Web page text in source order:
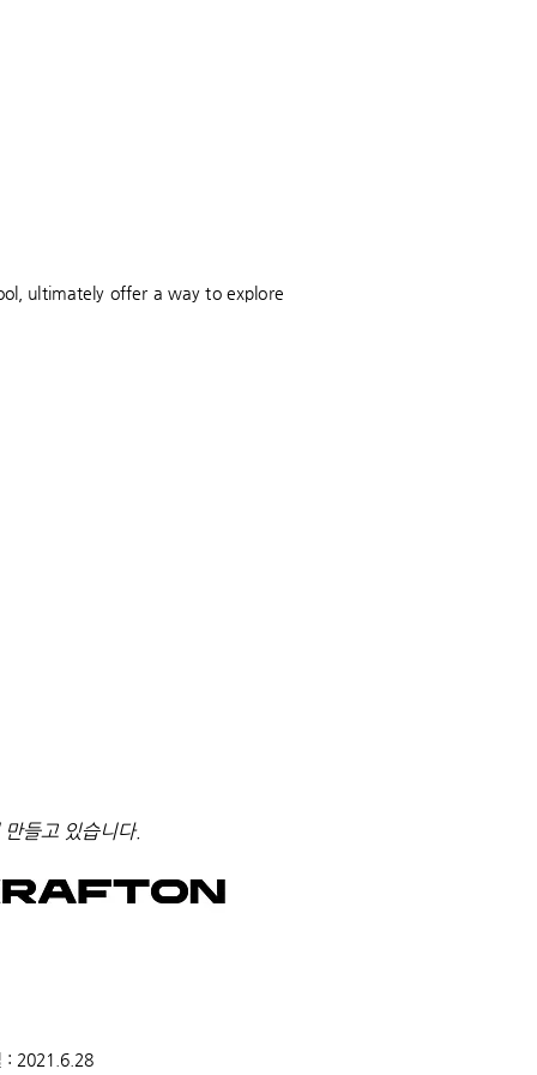
ultimately offer a way to explore
들고 있습니다.
: 2021.6.28